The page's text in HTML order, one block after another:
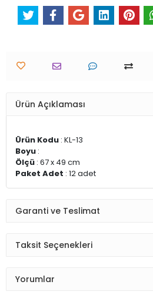
Ürün Açıklaması
Ürün Kodu : KL-13
Boyu :
Ölçü : 67 x 49 cm
Paket Adet : 12 adet
Garanti ve Teslimat
Taksit Seçenekleri
Yorumlar